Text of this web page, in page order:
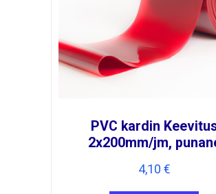
PVC kardin
2x200mm/jm,
4,10 €